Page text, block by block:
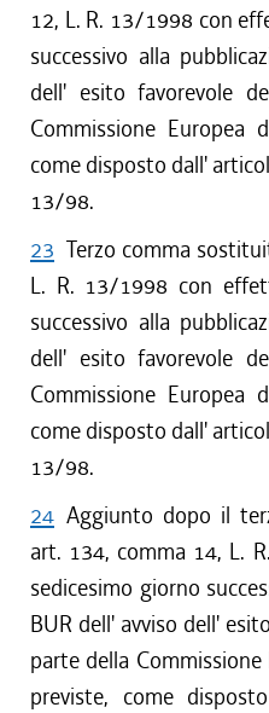
12, L. R. 13/1998 con
successivo alla
dell' esito favorevole
Commissione Europea
come disposto dall'
13/98.
23 Terzo comma
L. R. 13/1998 con
successivo alla
dell' esito favorevole
Commissione Europea
come disposto dall'
13/98.
24 Aggiunto dopo il
art. 134, comma 14, L.
sedicesimo giorno
BUR dell' avviso dell'
parte della
previste, come